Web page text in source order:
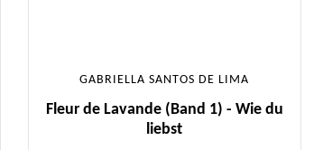
GABRIELLA SANTOS DE LIMA
Fleur de Lavande (Band 1) - Wie du
liebst